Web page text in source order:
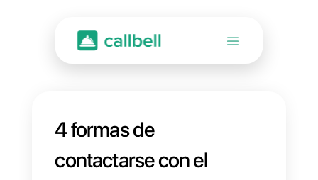
4 formas de